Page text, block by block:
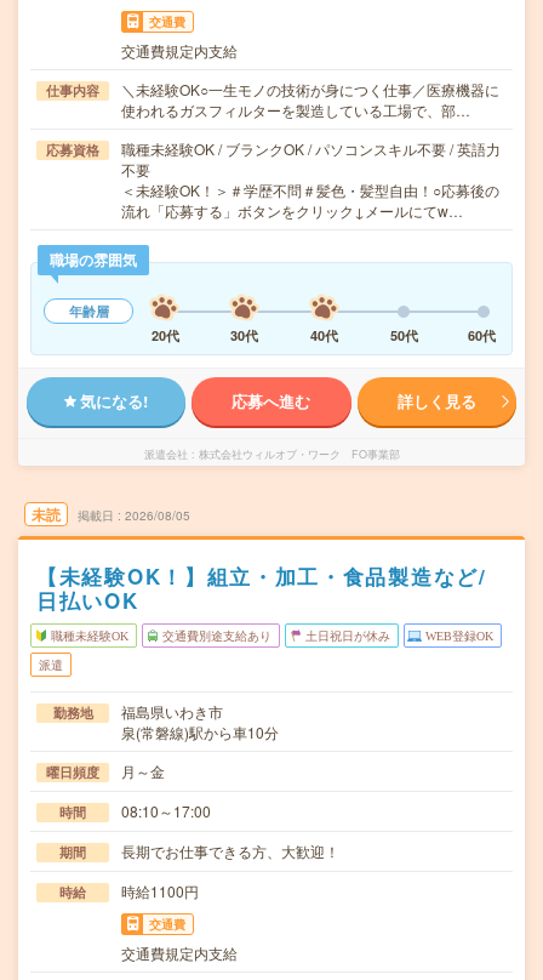
交通費
交通費規定内支給
仕事内容
＼未経験OK○一生モノの技術が身につく仕事／医療機器に
使われるガスフィルターを製造している工場で、部…
応募資格
職種未経験OK / ブランクOK / パソコンスキル不要 / 英語力
不要
＜未経験OK！＞＃学歴不問＃髪色・髪型自由！○応募後の
流れ「応募する」ボタンをクリック↓メールにてw…
職場の雰囲気
年齢層
20代
30代 40代 50代 60代
気になる! 応募へ進む 詳しく見る
派遣会社 株式会社ウィルオブ・ワーク FO事業部
未読 掲載日 2026/08/05
【未経験OK！】組立・加工・食品製造など/
日払いOK
職種未経験OK 交通費別途支給あり 土日祝日が休み WEB登録OK
派遣
勤務地
福島県いわき市
泉(常磐線)駅から車10分
曜日頻度 月～金
時間 08:10～17:00
期間 長期でお仕事できる方、大歓迎！
時給 時給1100円
交通費
交通費規定内支給